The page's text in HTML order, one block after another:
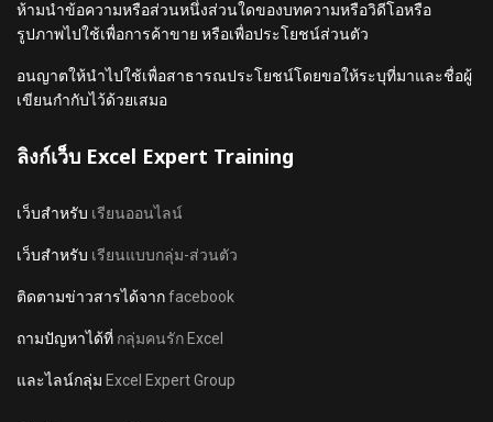
ห้ามนำข้อความหรือส่วนหนึ่งส่วนใดของบทความหรือวิดีโอหรือ
รูปภาพไปใช้เพื่อการค้าขาย หรือเพื่อประโยชน์ส่วนตัว
อนญาตให้นำไปใช้เพื่อสาธารณประโยชน์โดยขอให้ระบุที่มาและชื่อผู้
เขียนกำกับไว้ด้วยเสมอ
ลิงก์เว็บ Excel Expert Training
เว็บสำหรับ เรียนออนไลน์
เว็บสำหรับ เรียนแบบกลุ่ม-ส่วนตัว
ติดตามข่าวสารได้จากfacebook
ถามปัญหาได้ที่ กลุ่มคนรัก Excel
และไลน์กลุ่ม Excel Expert Group